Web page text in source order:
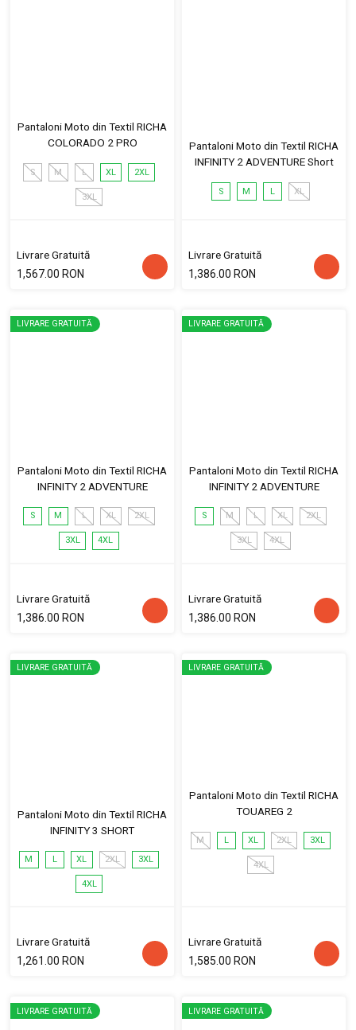
Pantaloni Moto din Textil RICHA
COLORADO 2 PRO
S M L XL 2XL
3XL
Livrare Gratuită
1,567.00 RON
Pantaloni Moto din Textil RICHA
INFINITY 2 ADVENTURE Short
S M L XL
Livrare Gratuită
1,386.00 RON
LIVRARE GRATUITĂ
Pantaloni Moto din Textil RICHA
INFINITY 2 ADVENTURE
S M L XL 2XL
3XL 4XL
Livrare Gratuită
1,386.00 RON
LIVRARE GRATUITĂ
Pantaloni Moto din Textil RICHA
INFINITY 2 ADVENTURE
S M L XL 2XL
3XL 4XL
Livrare Gratuită
1,386.00 RON
LIVRARE GRATUITĂ
Pantaloni Moto din Textil RICHA
INFINITY 3 SHORT
M L XL 2XL 3XL
4XL
Livrare Gratuită
1,261.00 RON
LIVRARE GRATUITĂ
Pantaloni Moto din Textil RICHA
TOUAREG 2
M L XL 2XL 3XL
4XL
Livrare Gratuită
1,585.00 RON
LIVRARE GRATUITĂ LIVRARE GRATUITĂ